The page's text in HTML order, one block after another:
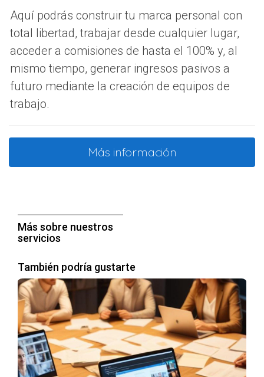
facilitarnos nuevas oportunidades.
Recibir una perspectiva externa que puede aclarar
problemas y soluciones potenciales.
Desarrollar habilidades que de otro modo no habrías
adquirido.
Un asesor experimentado puede transformar tu enfoque,
haciendo que el camino hacia tus objetivos sea más
Evaluar tu situación personal te ayudará a identificar las
fases en las que buscar asesoría se vuelve esencial. Aquí
Realiza una autoevaluación regular de tus habilidades
y competencias.
Establece objetivos claros y medibles que te
ayudarán a discernir cuándo necesitas ayuda.
Consulta con colegas o mentores para obtener
retroalimentación sobre tu progreso.
Presta atención a las señales de estancamiento o
frustración en tu trabajo o proyectos.
Aquí podrás construir tu marca personal con
total libertad, trabajar desde cualquier lugar,
acceder a comisiones de hasta el 100% y, al
mismo tiempo, generar ingresos pasivos a
futuro mediante la creación de equipos de
trabajo.
Más información
Más sobre nuestros
servicios
También podría gustarte